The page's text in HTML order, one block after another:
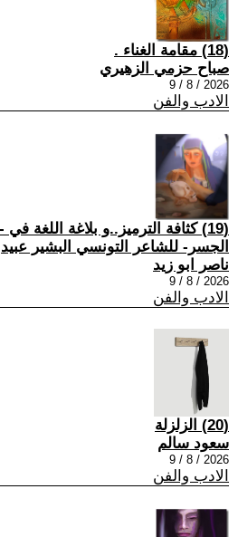
(18) مقامة الغناء .
صباح حزمي الزهيري
2026 / 8 / 9
الادب والفن
(19) كثافة الترميز..و بلاغة اللغة
الجسر- للشاعر التونسي البشير عبيد
ناصر ابو زيد
2026 / 8 / 9
الادب والفن
(20) الزلزلة
سعود سالم
2026 / 8 / 9
الادب والفن